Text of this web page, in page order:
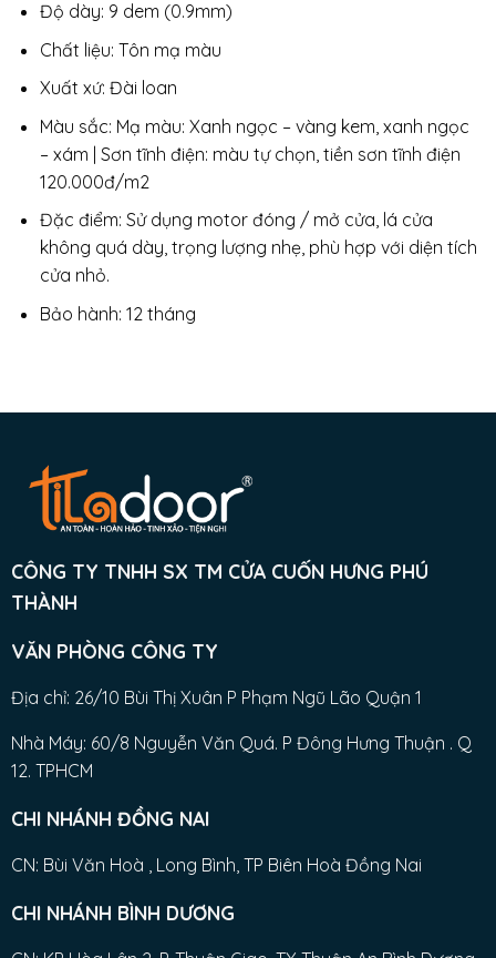
Độ dày: 9 dem (0.9mm)
Chất liệu: Tôn mạ màu
Xuất xứ: Đài loan
Màu sắc: Mạ màu: Xanh ngọc – vàng kem, xanh ngọc
– xám | Sơn tĩnh điện: màu tự chọn, tiền sơn tĩnh điện
120.000đ/m2
Đặc điểm: Sử dụng motor đóng / mở cửa, lá cửa
không quá dày, trọng lượng nhẹ, phù hợp với diện tích
cửa nhỏ.
Bảo hành: 12 tháng
CÔNG TY TNHH SX TM CỬA CUỐN HƯNG PHÚ
THÀNH
VĂN PHÒNG CÔNG TY
Địa chỉ: 26/10 Bùi Thị Xuân P Phạm Ngũ Lão Quận 1
Nhà Máy: 60/8 Nguyễn Văn Quá. P Đông Hưng Thuận . Q
12. TPHCM
CHI NHÁNH ĐỒNG NAI
CN: Bùi Văn Hoà , Long Bình, TP Biên Hoà Đồng Nai
CHI NHÁNH BÌNH DƯƠNG